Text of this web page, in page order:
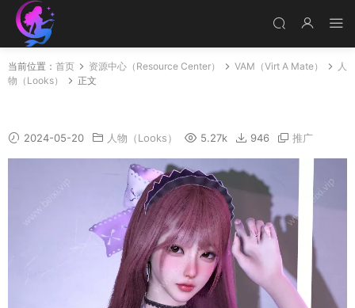
当前位置： 首页 资源中心（Resource Center） VAM（Virt A Mate）
人
物（Looks）
正文
2024-05-20 人物（Looks） 5.27k 946 推广